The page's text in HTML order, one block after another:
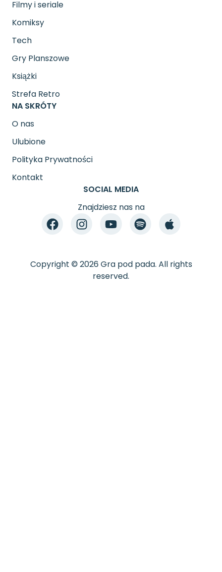
Filmy i seriale
Komiksy
Tech
Gry Planszowe
Książki
Strefa Retro
NA SKRÓTY
O nas
Ulubione
Polityka Prywatności
Kontakt
SOCIAL MEDIA
Znajdziesz nas na
Copyright © 2026 Gra pod pada. All rights
reserved.